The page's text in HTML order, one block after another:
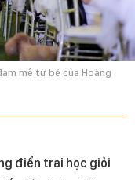
mê từ bé của Hoàng
điển trai học giỏi